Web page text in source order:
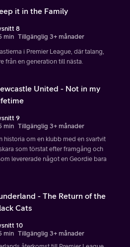
it in the Family
8
min Tillgänglig 3+ månader
i Premier League, där talang,
från en generation till nästa.
United - Not in my
9
min Tillgänglig 3+ månader
historia om en klubb med en svartvit
som törstat efter framgång och
levererade något en Geordie bara
- The Return of the
Cats
10
min Tillgänglig 3+ månader